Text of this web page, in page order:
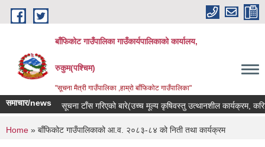
Skip to main content
बाँफिकोट गाउँपालिका गाउँकार्यपालिकाको कार्यालय,
रुकुम(पश्चिम)
"सूचना मैत्री गाउँपालिका ,हाम्रो बाँफिकोट गाउँपालिका"
समाचार/newsसूचना टाँस गरिएको बारे(उच्च मूल्य कृषिवस्तु उत्थानशील कार्यक्रम, करिडोर
You are here
Home » बाँफिकोट गाउँपालिकाको आ.व. २०८३-८४ को निती तथा कार्यक्रम